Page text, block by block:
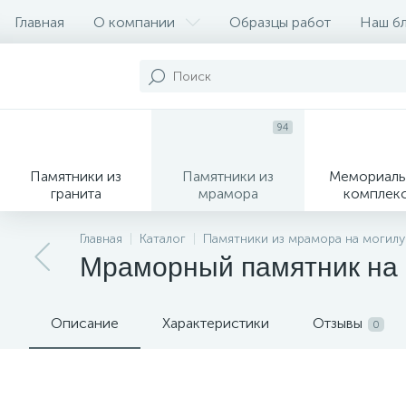
Главная О компании Образцы работ Наш
Памятники из
гранита
Памятники из
мрамора
94
Главная Каталог Памятники из мрамора на
Мраморный памятник на
Описание Характеристики Отзывы 0